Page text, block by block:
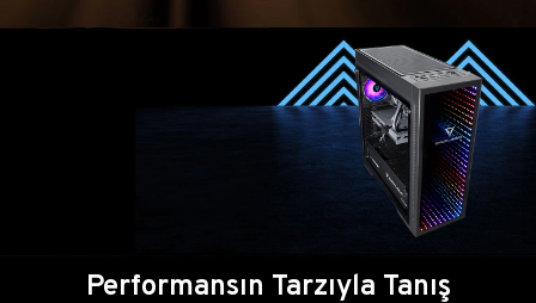
Performansın Tarzıyla Tanış